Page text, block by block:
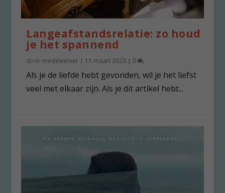
Langeafstandsrelatie: zo houd
je het spannend
door medewerker | 11 maart 2023 | 0
Als je de liefde hebt gevonden, wil je het liefst
veel met elkaar zijn. Als je dit artikel hebt...